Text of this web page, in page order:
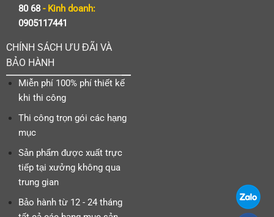
80 68- Kinh doanh:
0905117441
CHÍNH SÁCH ƯU ĐÃI VÀ
BẢO HÀNH
Miễn phí 100% phí thiết kế
khi thi công
Thi công trọn gói các hạng
mục
Sản phẩm được xuất trực
tiếp tại xưởng không qua
trung gian
Bảo hành từ 12 - 24 tháng